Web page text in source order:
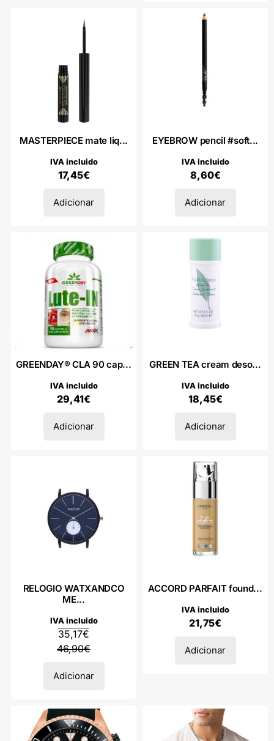
MASTERPIECE mate liq...
17,45€
IVA incluido
Adicionar
EYEBROW pencil #soft...
8,60€
IVA incluido
Adicionar
GREENDAY® CLA 90 cap...
29,41€
IVA incluido
Adicionar
GREEN TEA cream deso...
18,45€
IVA incluido
Adicionar
RELOGIO WATXANDCO
ME...
46,90€
35,17€
IVA incluido
Adicionar
ACCORD PARFAIT found...
21,75€
IVA incluido
Adicionar